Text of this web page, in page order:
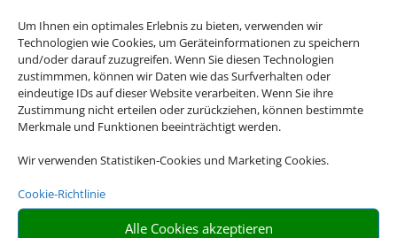
Um Ihnen ein optimales Erlebnis zu bieten, verwenden wir
Technologien wie Cookies, um Geräteinformationen zu speichern
und/oder darauf zuzugreifen. Wenn Sie diesen Technologien
zustimmmen, können wir Daten wie das Surfverhalten oder
eindeutige IDs auf dieser Website verarbeiten. Wenn Sie ihre
Zustimmung nicht erteilen oder zurückziehen, können bestimmte
Merkmale und Funktionen beeinträchtigt werden.
Wir verwenden Statistiken-Cookies und Marketing Cookies.
Cookie-Richtlinie
Alle Cookies akzeptieren
Empfehlungen für Ihre Reise
Sinnvolle Extras, die oft dazu gebucht werden.